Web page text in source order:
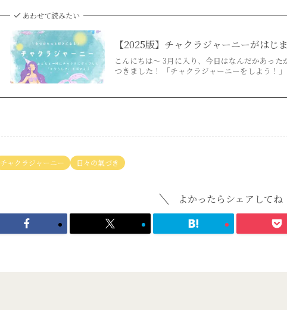
あわせて読みたい
【2025版】チャクラジャーニーがはじ
こんにちは〜 3月に入り、今日はなんだかあっ
つきました！ 「チャクラジャーニーをしよう！
チャクラジャーニー 日々の氣づき
よかったらシェアしてね